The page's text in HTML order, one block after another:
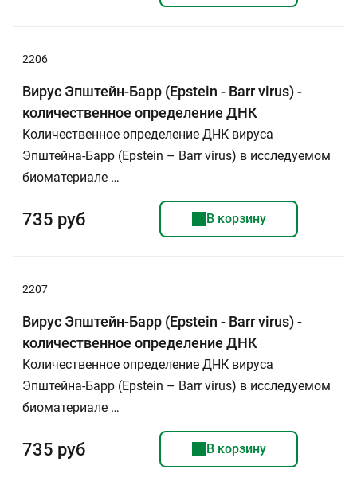
2206
Вирус Эпштейн-Барр (Epstein - Barr virus) -
количественное определение ДНК
Количественное определение ДНК вируса
Эпштейна-Барр (Epstein – Barr virus) в исследуемом
биоматериале …
735 руб В корзину
2207
Вирус Эпштейн-Барр (Epstein - Barr virus) -
количественное определение ДНК
Количественное определение ДНК вируса
Эпштейна-Барр (Epstein – Barr virus) в исследуемом
биоматериале …
735 руб В корзину